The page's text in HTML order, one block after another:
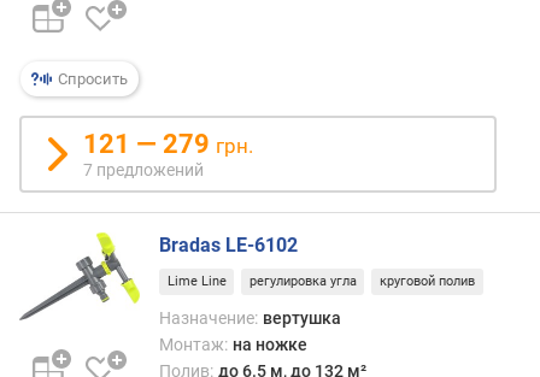
ш
и
л
о
к
и
р
о
и
з
Спросить
121 — 279 грн.
7 предложений
Bradas LE-6102
Lime Line регулировка угла круговой полив
Назначение: вертушка
Монтаж: на ножке
Полив: до 6.5 м, до 132 м²